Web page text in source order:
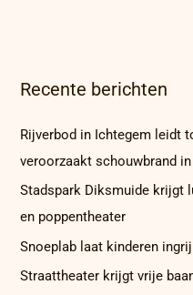
Recente berichten
Rijverbod in Ichtegem leidt
veroorzaakt schouwbrand
Stadspark Diksmuide krijgt
en poppentheater
Snoeplab laat kinderen
Straattheater krijgt vrije